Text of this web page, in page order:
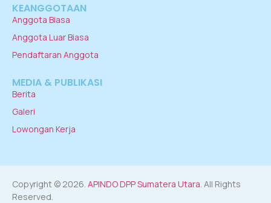
KEANGGOTAAN
Anggota Biasa
Anggota Luar Biasa
Pendaftaran Anggota
MEDIA & PUBLIKASI
Berita
Galeri
Lowongan Kerja
Copyright © 2026. APINDO DPP Sumatera Utara . All Rights
Reserved.